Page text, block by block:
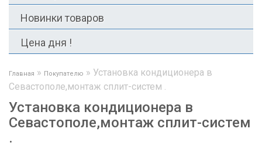
Новинки товаров
Цена дня !
Главная » Покупателю » Установка кондиционера в
Севастополе,монтаж сплит-систем .
Установка кондиционера в
Севастополе,монтаж сплит-систем
.